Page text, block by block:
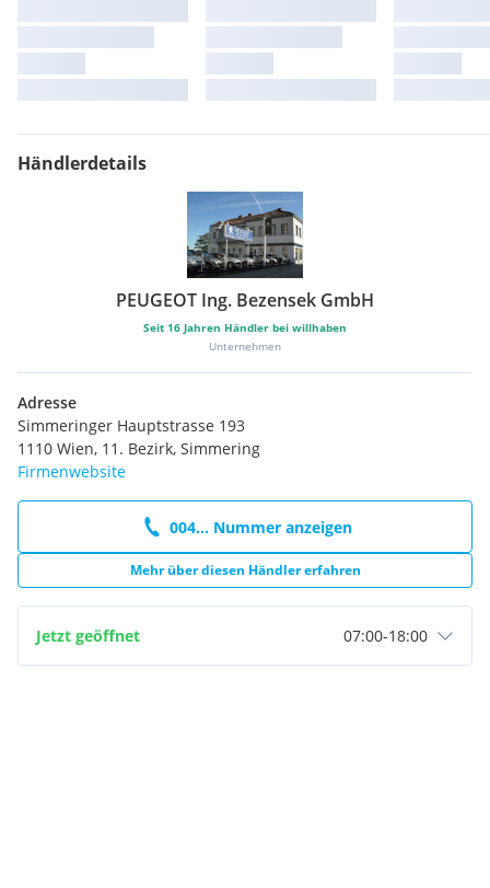
Händlerdetails
PEUGEOT Ing. Bezensek GmbH
Seit 16 Jahren Händler bei willhaben
Unternehmen
Adresse
Simmeringer Hauptstrasse 193
1110 Wien, 11. Bezirk, Simmering
Firmenwebsite
004... Nummer anzeigen
Mehr über diesen Händler erfahren
Jetzt geöffnet 07:00-18:00